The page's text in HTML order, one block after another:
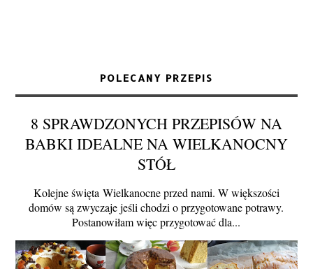
POLECANY PRZEPIS
8 SPRAWDZONYCH PRZEPISÓW NA
BABKI IDEALNE NA WIELKANOCNY
STÓŁ
Kolejne święta Wielkanocne przed nami. W większości
domów są zwyczaje jeśli chodzi o przygotowane potrawy.
Postanowiłam więc przygotować dla...